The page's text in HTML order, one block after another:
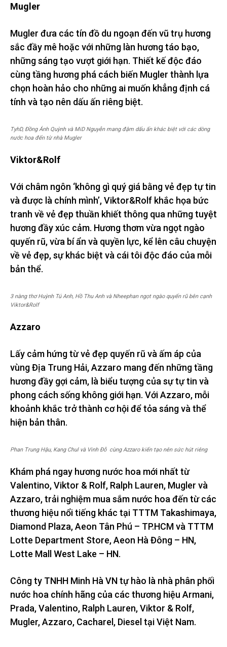
Mugler
Mugler đưa các tín đồ du ngoạn đến vũ trụ hương
sắc đầy mê hoặc với những làn hương táo bạo,
những sáng tạo vượt giới hạn. Thiết kế độc đáo
cùng tầng hương phá cách biến Mugler thành lựa
chọn hoàn hảo cho những ai muốn khẳng định cá
tính và tạo nên dấu ấn riêng biệt.
TyhD, Đồng Ánh Quỳnh và MiD Nguyễn mang đậm dấu ấn khác biệt với các dòng
nước hoa đến từ nhà Mugler
Viktor&Rolf
Với châm ngôn ‘không gì quý giá bằng vẻ đẹp tự tin
và được là chính mình’, Viktor&Rolf khắc họa bức
tranh về vẻ đẹp thuần khiết thông qua những tuyệt
hương đầy xúc cảm. Hương thơm vừa ngọt ngào
quyến rũ, vừa bí ẩn và quyền lực, kể lên câu chuyện
về vẻ đẹp, sự khác biệt và cái tôi độc đáo của mỗi
bản thể.
3 nàng thơ Huỳnh Tú Anh, Hồ Thu Anh và Nheephan ngọt ngào quyến rũ bên cạnh
Viktor&Rolf
Azzaro
Lấy cảm hứng từ vẻ đẹp quyến rũ và ấm áp của
vùng Địa Trung Hải, Azzaro mang đến những tầng
hương đầy gợi cảm, là biểu tượng của sự tự tin và
phong cách sống không giới hạn. Với Azzaro, mỗi
khoảnh khắc trở thành cơ hội để tỏa sáng và thể
hiện bản thân.
Phan Trung Hậu, Kang Chul và Vinh Đỗ cùng Azzaro kiến tạo nên sức hút riêng
Khám phá ngay hương nước hoa mới nhất từ
Valentino, Viktor & Rolf, Ralph Lauren, Mugler và
Azzaro, trải nghiệm mua sắm nước hoa đến từ các
thương hiệu nổi tiếng khác tại TTTM Takashimaya,
Diamond Plaza, Aeon Tân Phú – TP.HCM và TTTM
Lotte Department Store, Aeon Hà Đông – HN,
Lotte Mall West Lake – HN.
Công ty TNHH Minh Hà VN tự hào là nhà phân phối
nước hoa chính hãng của các thương hiệu Armani,
Prada, Valentino, Ralph Lauren, Viktor & Rolf,
Mugler, Azzaro, Cacharel, Diesel tại Việt Nam.